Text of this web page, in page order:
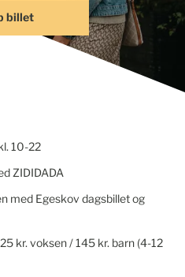
billet
10-22
ZIDIDADA
med Egeskov dagsbillet og
kr. voksen / 145 kr. barn (4-12